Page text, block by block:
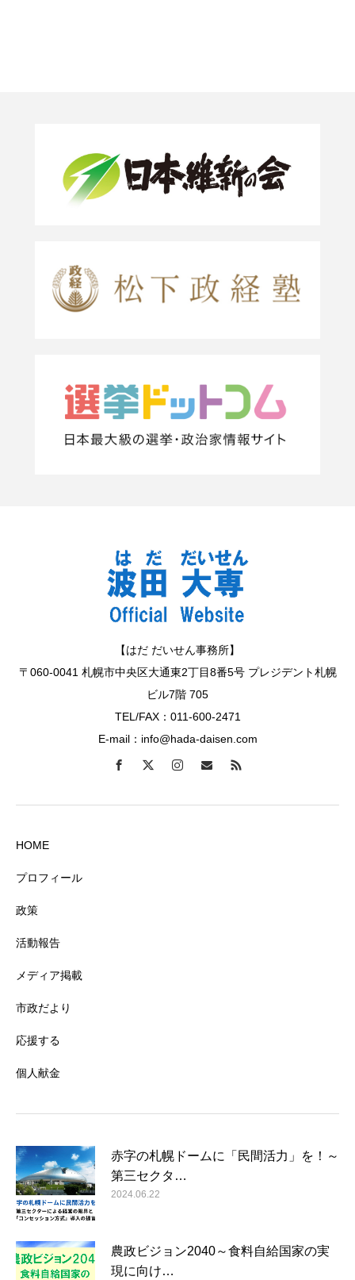
【はだ だいせん事務所】
〒060-0041 札幌市中央区大通東2丁目8番5号 プレジデント札幌
ビル7階 705
TEL/FAX：011-600-2471
E-mail：info@hada-daisen.com
HOME
プロフィール
政策
活動報告
メディア掲載
市政だより
応援する
個人献金
赤字の札幌ドームに「民間活力」を！～
第三セクタ…
2024.06.22
農政ビジョン2040～食料自給国家の実
現に向け…